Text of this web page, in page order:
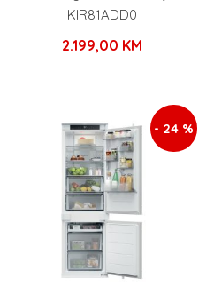
KIR81ADD0
2.199,00 KM
- 24 %